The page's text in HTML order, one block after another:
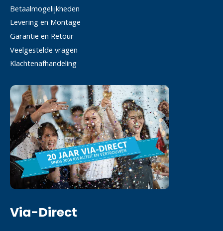
Betaalmogelijkheden
Levering en Montage
Garantie en Retour
Veelgestelde vragen
Klachtenafhandeling
Via-Direct